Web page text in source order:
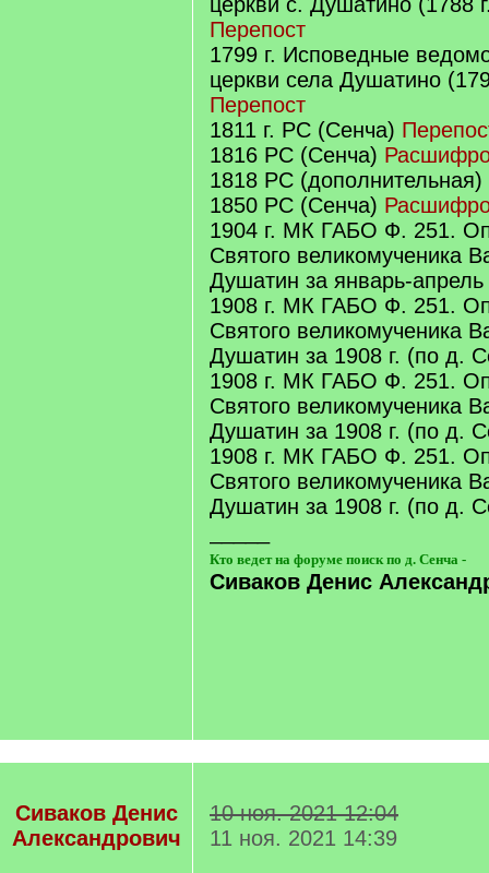
Перепост
1799 г. Исповедные
церкви села Душатино
Перепост
1811 г. РС (Сенча)
1816 РС (Сенча)
1818 РС (дополнительная)
1850 РС (Сенча)
1904 г. МК ГАБО Ф. 251.
Святого великомученика
Душатин за январь-
1908 г. МК ГАБО Ф. 251.
Святого великомученика
Душатин за 1908 г. (по д.
1908 г. МК ГАБО Ф. 251.
Святого великомученика
Душатин за 1908 г. (по д.
1908 г. МК ГАБО Ф. 251.
Святого великомученика
Душатин за 1908 г. (по д.
Кто ведет на форуме поиск по д. Сенча -
Сиваков Денис
Сиваков Денис
Александрович
10 ноя. 2021 12:04
11 ноя. 2021 14:39